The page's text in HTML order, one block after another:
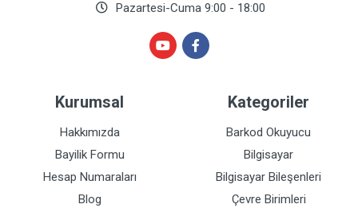
Pazartesi-Cuma 9:00 - 18:00
Kurumsal
Hakkımızda
Bayilik Formu
Hesap Numaraları
Blog
Kategoriler
Barkod Okuyucu
Bilgisayar
Bilgisayar Bileşenleri
Çevre Birimleri